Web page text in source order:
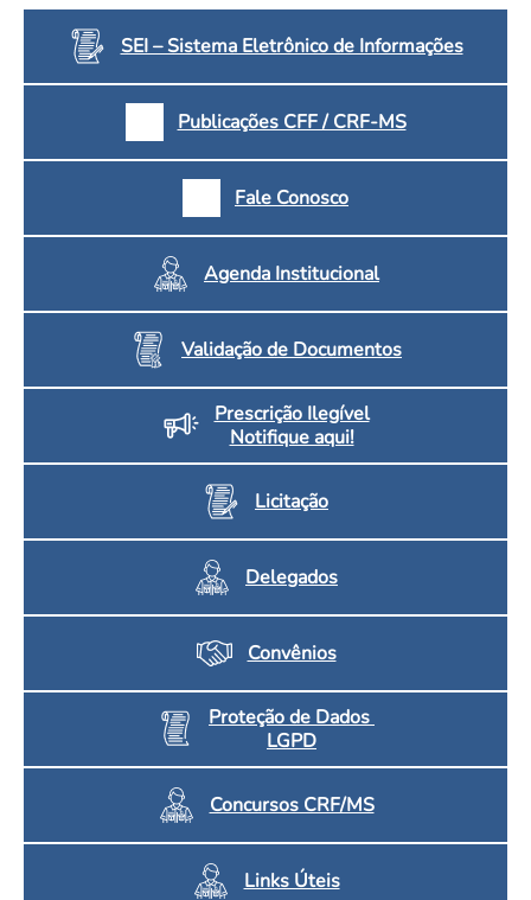
SEI – Sistema Eletrônico de Informações
Publicações CFF / CRF-MS
Fale Conosco
Agenda Institucional
Validação de Documentos
Prescrição Ilegível
Notifique aqui!
Licitação
Delegados
Convênios
Proteção de Dados
LGPD
Concursos CRF/MS
Links Úteis